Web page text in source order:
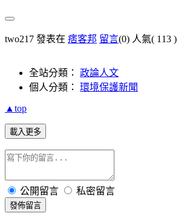
two217 發表在 痞客邦 留言(0) 人氣( 113 )
全站分類： 政論人文
個人分類： 環境保護新聞
▲top
載入更多
公開留言 私密留言
發佈留言